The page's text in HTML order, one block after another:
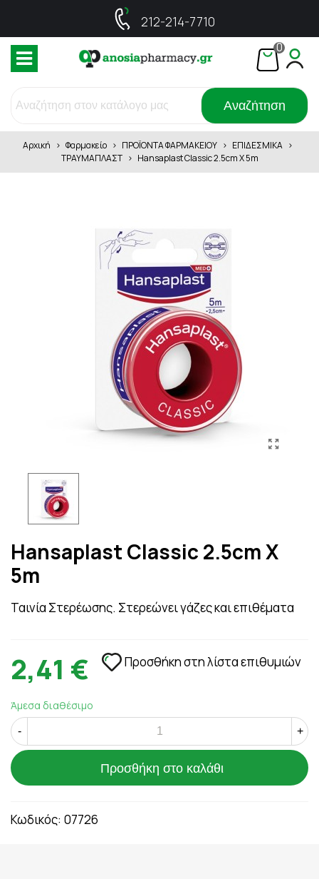
212-214-7710
0
Αναζήτηση
Αρχική > Φαρμακείο > ΠΡΟΪΟΝΤΑ ΦΑΡΜΑΚΕΙΟΥ > ΕΠΙΔΕΣΜΙΚΑ >
ΤΡΑΥΜΑΠΛΑΣΤ > Hansaplast Classic 2.5cm X 5m
Hansaplast Classic 2.5cm X
5m
Ταινία Στερέωσης. Στερεώνει γάζες και επιθέματα
2,41 € Προσθήκη στη λίστα επιθυμιών
Άμεσα διαθέσιμο
- +
Προσθήκη στο καλάθι
Κωδικός: 07726